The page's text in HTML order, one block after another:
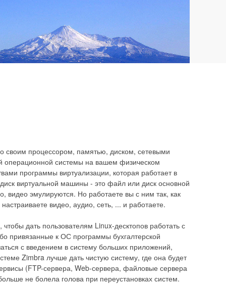
своим процессором, памятью, диском, сетевыми
операционной системы на вашем физическом
программы виртуализации, которая работает в
виртуальной машины - это файл или диск основной
видео эмулируются. Но работаете вы с ним так, как
видео, аудио, сеть, ... и работаете.
дать пользователям Linux-десктопов работать с
привязанные к ОС программы бухгалтерской
с введением в систему больших приложений,
Zimbra лучше дать чистую систему, где она будет
(FTP-сервера, Web-сервера, файловые сервера
не болела голова при переустановках систем.